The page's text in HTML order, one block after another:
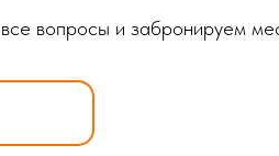
вопросы и забронируем